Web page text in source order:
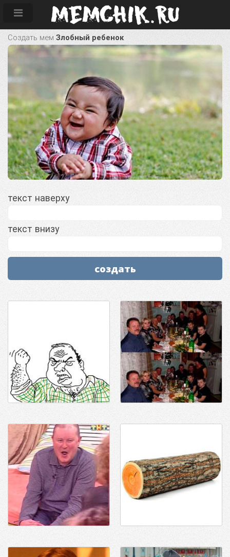
Создать мем Злобный ребенок
текст наверху
текст внизу